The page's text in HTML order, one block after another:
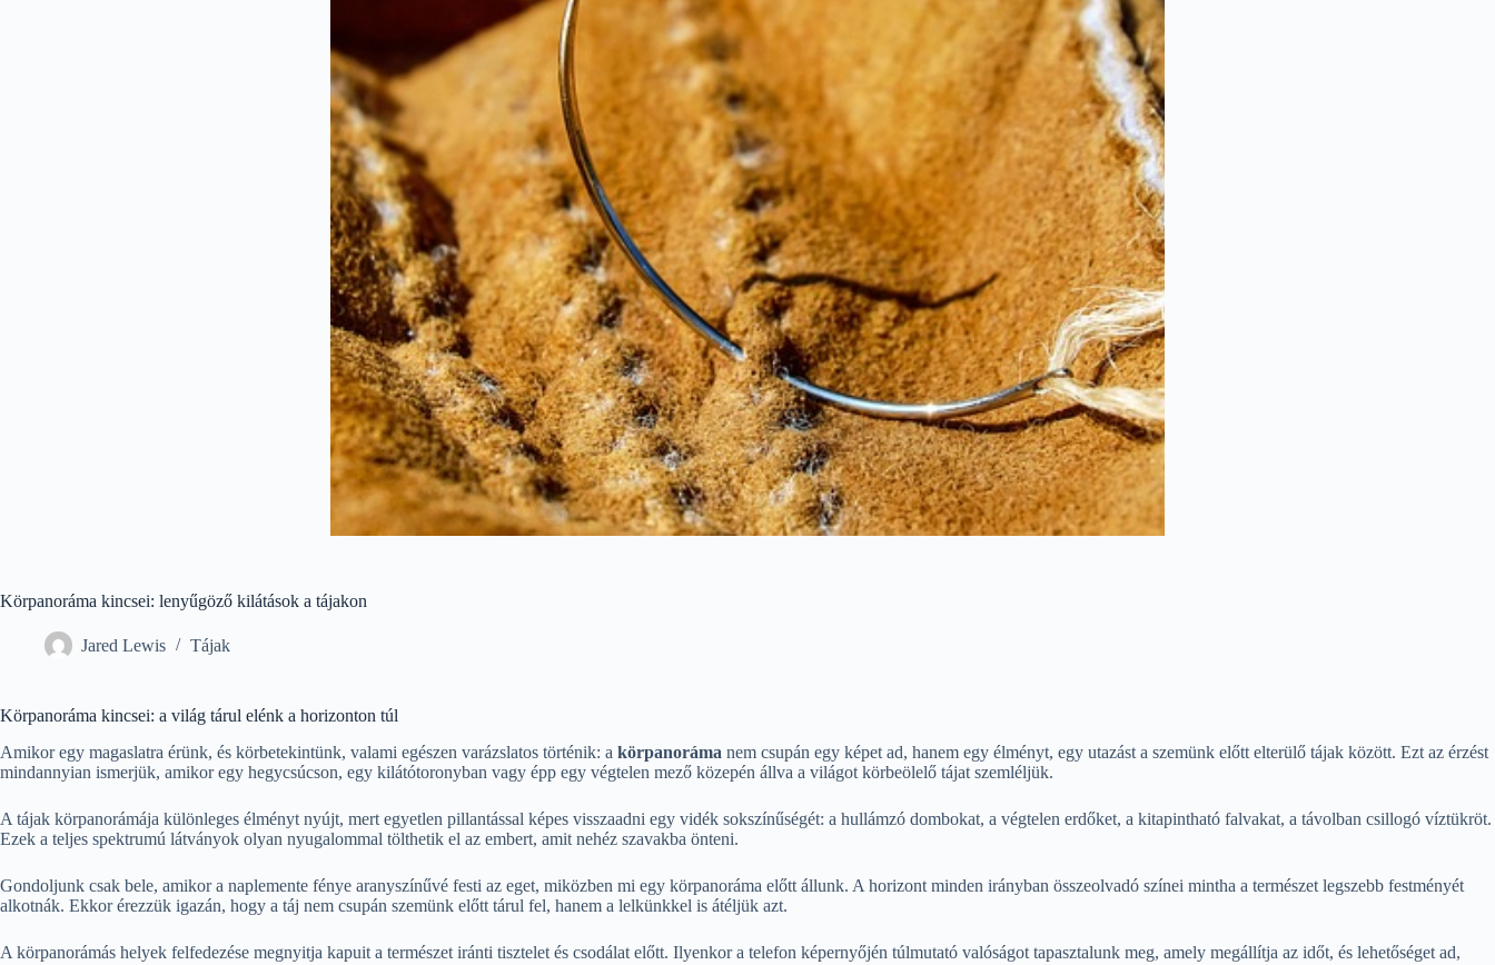
Körpanoráma kincsei: lenyűgöző kilátások a tájakon
Jared Lewis Tájak
Körpanoráma kincsei: a világ tárul elénk a horizonton túl
Amikor egy magaslatra érünk, és körbetekintünk, valami egészen varázslatos történik: a körpanoráma nem csupán egy képet ad, hanem egy élményt, egy utazást a szemünk előtt elterülő tájak között. Ezt az érzést
mindannyian ismerjük, amikor egy hegycsúcson, egy kilátótoronyban vagy épp egy végtelen mező közepén állva a világot körbeölelő tájat szemléljük.
A tájak körpanorámája különleges élményt nyújt, mert egyetlen pillantással képes visszaadni egy vidék sokszínűségét: a hullámzó dombokat, a végtelen erdőket, a kitapintható falvakat, a távolban csillogó víztükröt.
Ezek a teljes spektrumú látványok olyan nyugalommal tölthetik el az embert, amit nehéz szavakba önteni.
Gondoljunk csak bele, amikor a naplemente fénye aranyszínűvé festi az eget, miközben mi egy körpanoráma előtt állunk. A horizont minden irányban összeolvadó színei mintha a természet legszebb festményét
alkotnák. Ekkor érezzük igazán, hogy a táj nem csupán szemünk előtt tárul fel, hanem a lelkünkkel is átéljük azt.
A körpanorámás helyek felfedezése megnyitja kapuit a természet iránti tisztelet és csodálat előtt. Ilyenkor a telefon képernyőjén túlmutató valóságot tapasztalunk meg, amely megállítja az időt, és lehetőséget ad,